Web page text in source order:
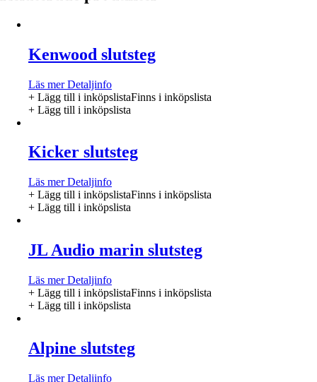
Kenwood slutsteg
Läs merDetaljinfo
+ Lägg till i inköpslistaFinns i inköpslista
+ Lägg till i inköpslista
Kicker slutsteg
Läs merDetaljinfo
+ Lägg till i inköpslistaFinns i inköpslista
+ Lägg till i inköpslista
JL Audio marin slutsteg
Läs merDetaljinfo
+ Lägg till i inköpslistaFinns i inköpslista
+ Lägg till i inköpslista
Alpine slutsteg
Läs merDetaljinfo